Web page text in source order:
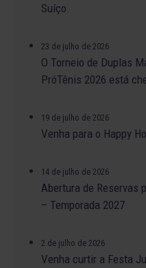
Suíço.
23 de julho de 2026
O Torneio de Duplas
PróTênis 2026 está
19 de julho de 2026
Venha para o Happy
14 de julho de 2026
Abertura de Reservas
– Temporada 2027
2 de julho de 2026
Venha curtir a Festa